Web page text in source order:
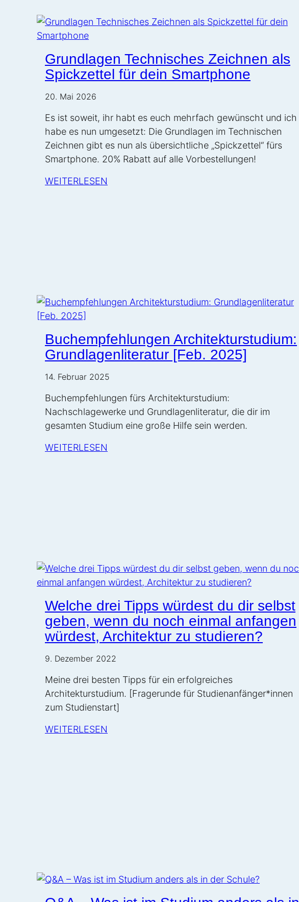
Grundlagen Technisches Zeichnen als
Spickzettel für dein Smartphone
20. Mai 2026
Es ist soweit, ihr habt es euch mehrfach gewünscht und ich
habe es nun umgesetzt: Die Grundlagen im Technischen
Zeichnen gibt es nun als übersichtliche „Spickzettel“ fürs
Smartphone. 20% Rabatt auf alle Vorbestellungen!
WEITERLESEN
Buchempfehlungen Architekturstudium:
Grundlagenliteratur [Feb. 2025]
14. Februar 2025
Buchempfehlungen fürs Architekturstudium:
Nachschlagewerke und Grundlagenliteratur, die dir im
gesamten Studium eine große Hilfe sein werden.
WEITERLESEN
Welche drei Tipps würdest du dir selbst
geben, wenn du noch einmal anfangen
würdest, Architektur zu studieren?
9. Dezember 2022
Meine drei besten Tipps für ein erfolgreiches
Architekturstudium. [Fragerunde für Studienanfänger*innen
zum Studienstart]
WEITERLESEN